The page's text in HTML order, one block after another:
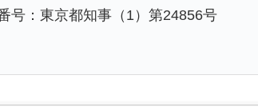
号：東京都知事（1）第24856号